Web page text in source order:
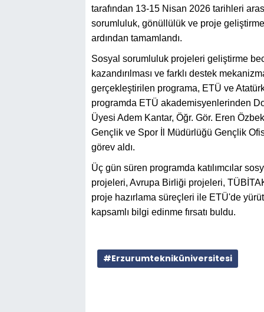
tarafından 13-15 Nisan 2026 tarihleri
sorumluluk, gönüllülük ve proje
ardından tamamlandı.
Sosyal sorumluluk projeleri geliştirme
kazandırılması ve farklı destek
gerçekleştirilen programa, ETÜ ve
programda ETÜ akademisyenlerinden
Üyesi Adem Kantar, Öğr. Gör. Eren
Gençlik ve Spor İl Müdürlüğü Gençlik
görev aldı.
Üç gün süren programda katılımcılar
projeleri, Avrupa Birliği projeleri,
proje hazırlama süreçleri ile ETÜ'de
kapsamlı bilgi edinme fırsatı buldu.
#Erzurumtekniküniversitesi